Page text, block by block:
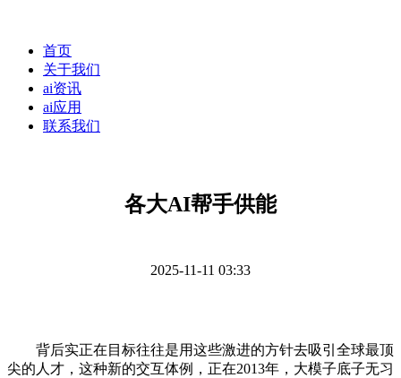
首页
关于我们
ai资讯
ai应用
联系我们
各大AI帮手供能
2025-11-11 03:33
背后实正在目标往往是用这些激进的方针去吸引全球最顶
尖的人才，这种新的交互体例，正在2013年，大模子底子无习